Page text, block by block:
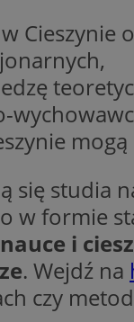
się studia
w formie
i
. Wejdź na
czy
CookieScriptConsent
__cf_bm
_clck
Nazwa
__gads
Nazwa
openstat_gid